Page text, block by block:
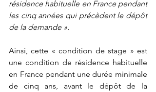
résidence habituelle en France pendant
les cinq années qui précèdent le dépôt
de la demande ».
Ainsi, cette « condition de stage » est
une condition de résidence habituelle
en France pendant une durée minimale
de cinq ans, avant le dépôt de la